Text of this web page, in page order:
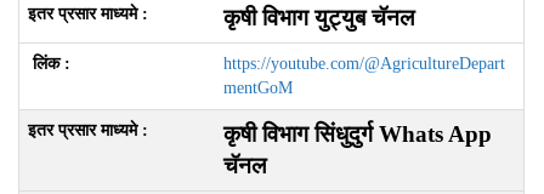
कृषी विभाग युट्युब चॅनल
https://youtube.com/@AgricultureDepart
mentGoM
कृषी विभाग सिंधुदुर्गWhats App
चॅनल